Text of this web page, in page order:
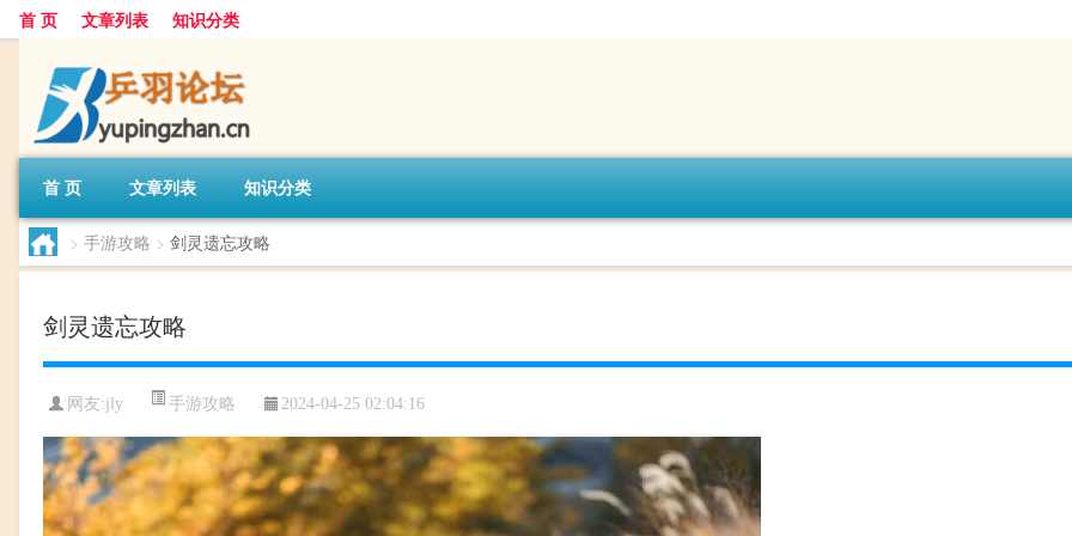
首 页 文章列表 知识分类
首 页 文章列表 知识分类
> 手游攻略 > 剑灵遗忘攻略
剑灵遗忘攻略
网友:jly 手游攻略 2024-04-25 02:04:16